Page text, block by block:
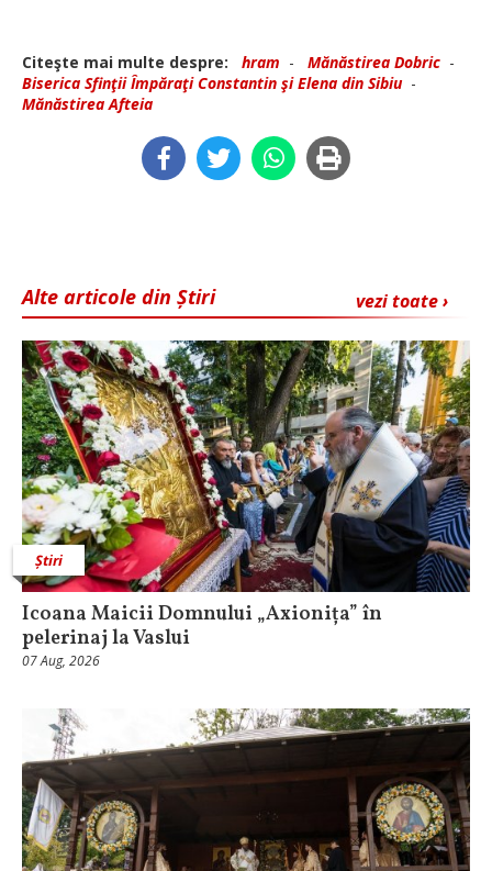
Citeşte mai multe despre: hram - Mănăstirea Dobric -
Biserica Sfinţii Împăraţi Constantin şi Elena din Sibiu-
Mănăstirea Afteia
vezi toate ›
Alte articole din Știri
Știri
Icoana Maicii Domnului „Axionița” în
pelerinaj la Vaslui
07 Aug, 2026